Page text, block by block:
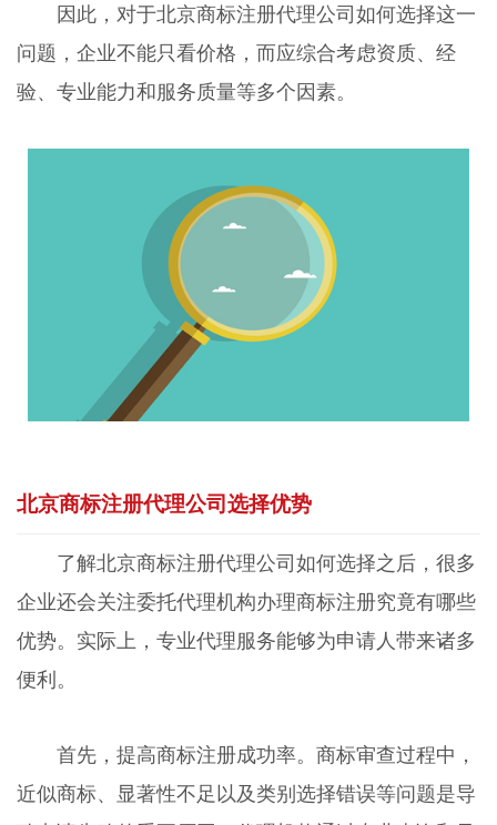
因此，对于北京商标注册代理公司如何选择这一
问题，企业不能只看价格，而应综合考虑资质、经
验、专业能力和服务质量等多个因素。
北京商标注册代理公司选择优势
了解北京商标注册代理公司如何选择之后，很多
企业还会关注委托代理机构办理商标注册究竟有哪些
优势。实际上，专业代理服务能够为申请人带来诸多
便利。
首先，提高商标注册成功率。商标审查过程中，
近似商标、显著性不足以及类别选择错误等问题是导